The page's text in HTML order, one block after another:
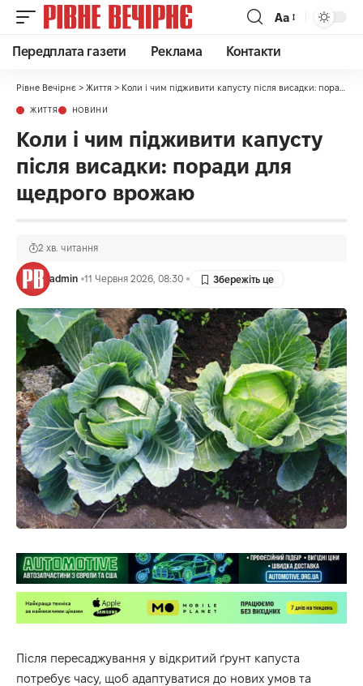
Аа
Передплата газети Реклама Контакти
Рівне Вечірнє > Життя > Коли і чим підживити капусту після висадки: поради для щедрого врожаю
ЖИТТЯ НОВИНИ
Коли і чим підживити капусту
після висадки: поради для
щедрого врожаю
admin 11 Червня 2026, 08:30
2 хв. читання
Після пересаджування у відкритий ґрунт капуста
потребує часу, щоб адаптуватися до нових умов та